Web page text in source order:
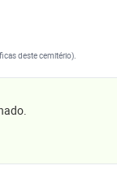
deste cemitério).